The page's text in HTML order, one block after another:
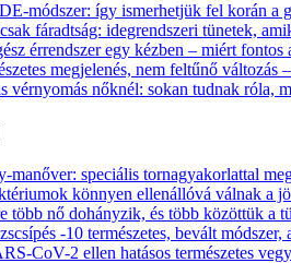
így ismerhetjük fel korán a
fáradtság: idegrendszeri tünetek,
érrendszer egy kézben – miért fontos
megjelenés, nem feltűnő
vérnyomás nőknél: sokan tudnak róla,
manőver: speciális tornagyakorlattal
könnyen ellenállóvá válnak a
több nő dohányzik, és több közöttük a
-10 természetes, bevált módszer,
CoV-2 ellen hatásos természetes